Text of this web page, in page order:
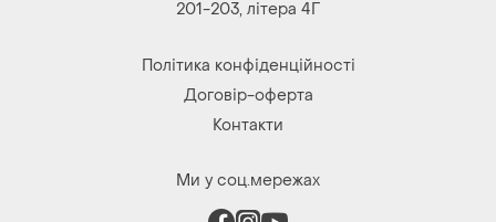
201-203, літера 4Г
Політика конфіденційності
Договір-оферта
Контакти
Ми у соц.мережах